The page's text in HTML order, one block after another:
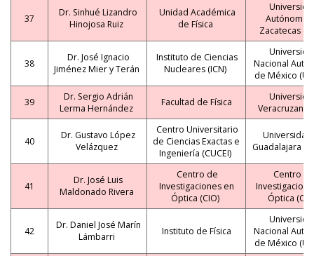
37
Dr. Sinhué Lizandro
Hinojosa Ruiz
Unidad Académica
de Física
Autónoma
Zacatecas
38
Dr. José Ignacio
Jiménez Mier y Terán
Instituto de Ciencias
Nucleares (ICN)
Nacional
de México
39
Dr. Sergio Adrián
Lerma Hernández
Facultad de Física
Veracruzana
40
Dr. Gustavo López
Velázquez
Centro Universitario
de Ciencias Exactas e
Ingeniería (CUCEI)
Guadalajara
41
Dr. José Luis
Maldonado Rivera
Centro de
Investigaciones en
Óptica (CIO)
Centro de
Óptica
42
Dr. Daniel José Marín
Lámbarri
Instituto de Física
Nacional
de México